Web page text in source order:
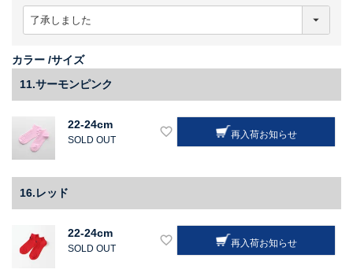
カラー サイズ
11.サーモンピンク
22-24cm
SOLD OUT 再入荷お知らせ
16.レッド
22-24cm
SOLD OUT 再入荷お知らせ